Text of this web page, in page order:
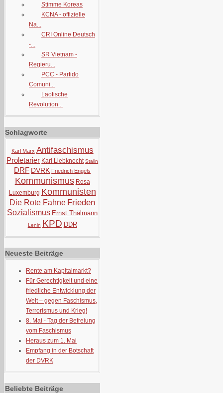
Stimme Koreas
KCNA - offizielle
Na...
CRI Online Deutsch
-...
SR Vietnam -
Regieru...
PCC - Partido
Comuni...
Laotische
Revolution...
Schlagworte
Karl Marx Antifaschismus
Proletarier Karl Liebknecht Stalin
DRF DVRK Friedrich Engels
Kommunismus Rosa
Luxemburg Kommunisten
Die Rote Fahne Frieden
Sozialismus Ernst Thälmann
Lenin KPD DDR
Neueste Beiträge
Rente am Kapitalmarkt?
Für Gerechtigkeit und eine
friedliche Entwicklung der
Welt – gegen Faschismus,
Terrorismus und Krieg!
8. Mai - Tag der Befreiung
vom Faschismus
Heraus zum 1. Mai
Empfang in der Botschaft
der DVRK
Beliebte Beiträge